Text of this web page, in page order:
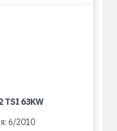
TSI 63KW
6/2010